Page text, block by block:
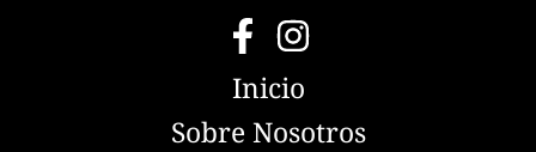
Inicio
Sobre Nosotros